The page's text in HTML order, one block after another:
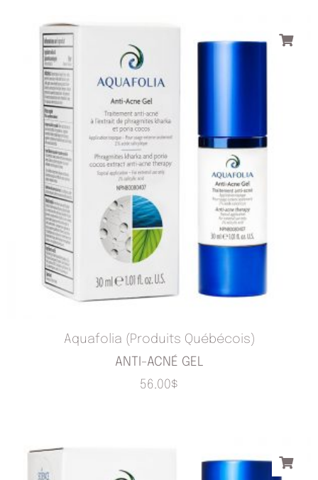
Aquafolia (Produits Québécois)
ANTI-ACNÉ GEL
56.00$